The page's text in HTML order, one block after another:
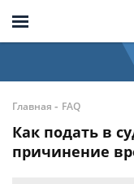
Главная - FAQ
Как подать в
причинение